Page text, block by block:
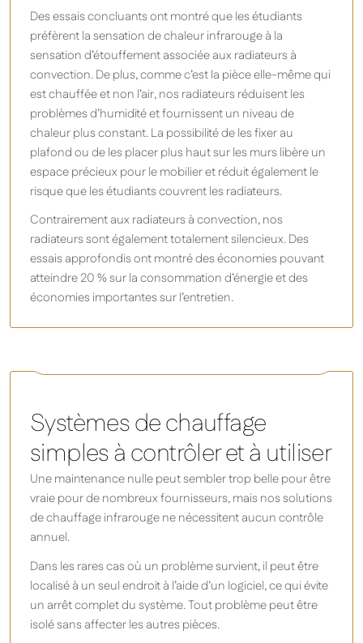
Des essais concluants ont montré que les étudiants
préfèrent la sensation de chaleur infrarouge à la
sensation d’étouffement associée aux radiateurs à
convection. De plus, comme c’est la pièce elle-même qui
est chauffée et non l’air, nos radiateurs réduisent les
problèmes d’humidité et fournissent un niveau de
chaleur plus constant. La possibilité de les fixer au
plafond ou de les placer plus haut sur les murs libère un
espace précieux pour le mobilier et réduit également le
risque que les étudiants couvrent les radiateurs.
Contrairement aux radiateurs à convection, nos
radiateurs sont également totalement silencieux. Des
essais approfondis ont montré des économies pouvant
atteindre 20 % sur la consommation d’énergie et des
économies importantes sur l’entretien.
Systèmes de chauffage
simples à contrôler et à utiliser
Une maintenance nulle peut sembler trop belle pour être
vraie pour de nombreux fournisseurs, mais nos solutions
de chauffage infrarouge ne nécessitent aucun contrôle
annuel.
Dans les rares cas où un problème survient, il peut être
localisé à un seul endroit à l’aide d’un logiciel, ce qui évite
un arrêt complet du système. Tout problème peut être
isolé sans affecter les autres pièces.